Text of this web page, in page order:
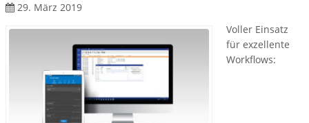
29. März 2019
Voller Einsatz
für exzellente
Workflows: